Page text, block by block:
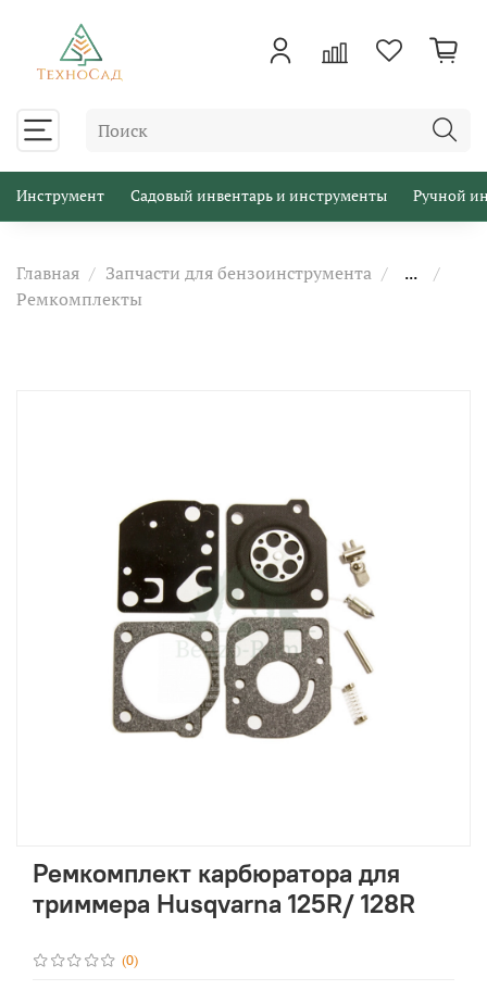
Инструмент Садовый инвентарь и инструменты Ручной
Главная Запчасти для бензоинструмента
...
Ремкомплекты
(0)
Ремкомплект карбюратора для
триммера Husqvarna 125R/ 128R